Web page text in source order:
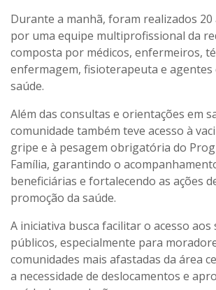
Durante a manhã, foram realizados
por uma equipe multiprofissional da
composta por médicos, enfermeiros,
enfermagem, fisioterapeuta e
saúde.
Além das consultas e orientações em
comunidade também teve acesso à
gripe e à pesagem obrigatória do
Família, garantindo o
beneficiárias e fortalecendo as ações
promoção da saúde.
A iniciativa busca facilitar o acesso aos
públicos, especialmente para
comunidades mais afastadas da área
a necessidade de deslocamentos e